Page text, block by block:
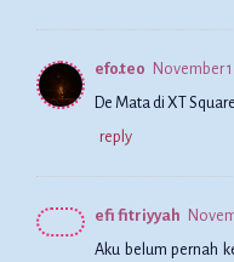
efo.teo November
De Mata di XT
reply
efi fitriyyah
Aku belum pernah